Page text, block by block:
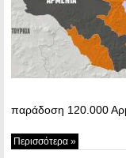
παράδοση 120.000
Περισσότερα »